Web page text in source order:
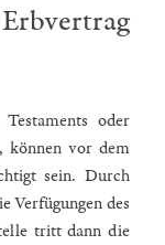
oder
können vor dem
sein. Durch
Verfügungen des
tritt dann die